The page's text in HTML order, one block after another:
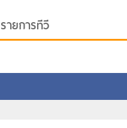
รายการทีวี